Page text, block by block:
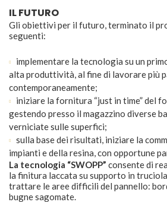
IL FUTURO
Gli obiettivi per il futuro, terminato il
seguenti:
implementare la tecnologia su un
alta produttività, al fine di lavorare più
contemporaneamente;
iniziare la fornitura “just in time” del
gestendo presso il magazzino diverse
verniciate sulle superfici;
sulla base dei risultati, iniziare la
impianti e della resina, con opportune
La tecnologia “SWOPP” consente di
la finitura laccata su supporto in
trattare le aree difficili del pannello:
bugne sagomate.